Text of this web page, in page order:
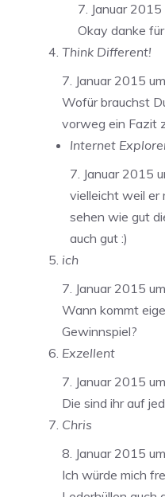
7. Januar
Okay danke
Think Different!
7. Januar 2015
Wofür brauchst
vorweg ein Fazit
Internet
7. Januar 2015
vielleicht weil er
sehen wie gut
auch gut :)
ich
7. Januar 2015
Wann kommt
Gewinnspiel?
Exzellent
7. Januar 2015
Die sind ihr auf
Chris
8. Januar 2015
Ich würde mich